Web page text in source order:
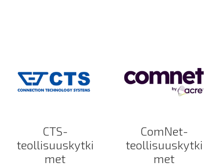
CTS-
teollisuuskytki
met
ComNet-
teollisuuskytki
met